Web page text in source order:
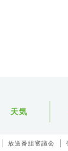
天気
放送番組審議会